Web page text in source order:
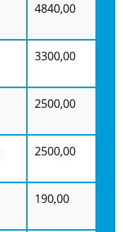
4840,00
3300,00
2500,00
2500,00
190,00